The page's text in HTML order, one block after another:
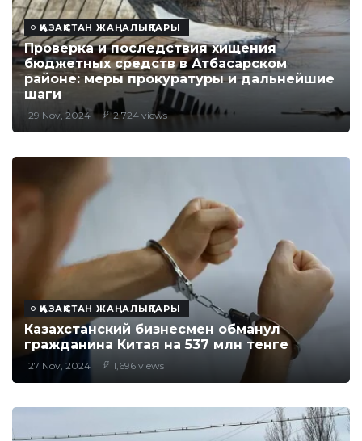
ҚАЗАҚСТАН ЖАҢАЛЫҚТАРЫ
Проверка и последствия хищения
бюджетных средств в Атбасарском
районе: меры прокуратуры и дальнейшие
шаги
29 Nov, 2024 2,724 views
ҚАЗАҚСТАН ЖАҢАЛЫҚТАРЫ
Казахстанский бизнесмен обманул
гражданина Китая на 537 млн тенге
27 Nov, 2024 1,696 views